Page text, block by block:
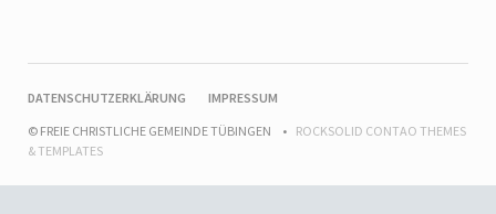
NAVIGATION
DATENSCHUTZERKLÄRUNG
IMPRESSUM
© FREIE CHRISTLICHE GEMEINDE TÜBINGEN
ROCKSOLID CONTAO THEMES
& TEMPLATES